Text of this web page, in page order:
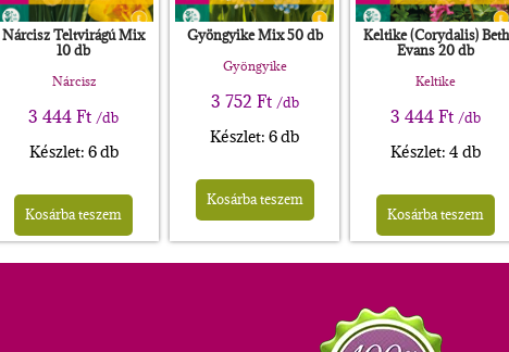
Nárcisz Teltvirágú Mix
10 db
Nárcisz
3 444Ft /db
Készlet: 6 db
Kosárba teszem
Gyöngyike Mix 50 db
Gyöngyike
3 752 Ft /db
Készlet: 6 db
Kosárba teszem
Keltike (Corydalis) Beth
Evans 20 db
Keltike
3 444Ft /db
Készlet: 4 db
Kosárba teszem